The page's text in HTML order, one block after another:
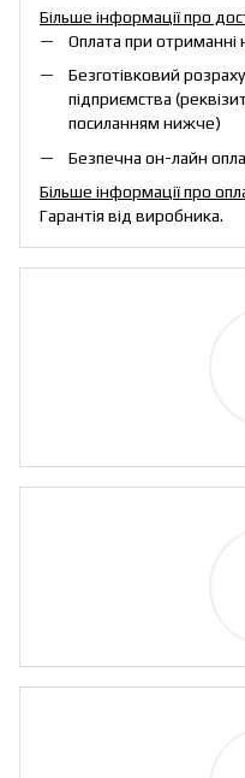
Більше інформації про
Оплата при отриманні
Безготівковий
підприємства
посиланням нижче)
Безпечна он-лайн
Більше інформації про
Гарантія від виробника.